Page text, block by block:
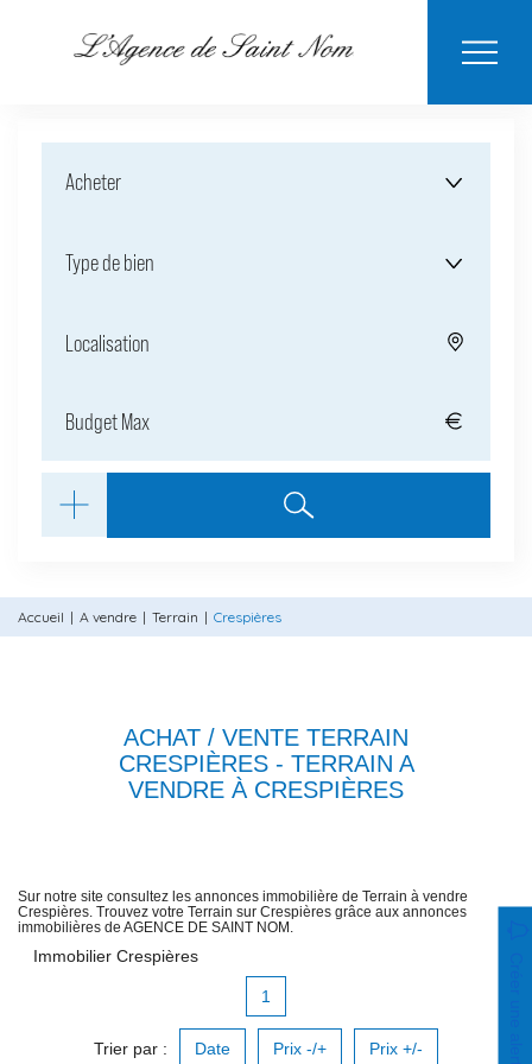
LOUER
BIENS
NOTRE
ESTIMER MON
Acheter
Type de bien
Localisation
Accueil A vendre Terrain Crespières
ACHAT / VENTE TERRAIN
CRESPIÈRES - TERRAIN A
VENDRE À CRESPIÈRES
Sur notre site consultez les annonces immobilière de Terrain à vendre
Crespières. Trouvez votre Terrain sur Crespières grâce aux annonces
immobilières de AGENCE DE SAINT NOM.
Immobilier Crespières
1
Trier par : Date Prix -/+ Prix +/-